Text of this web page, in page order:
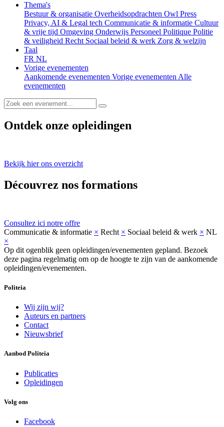
Thema's
Bestuur & organisatie Overheidsopdrachten Owl Press
Privacy, AI & Legal tech Communicatie & informatie Cultuur
& vrije tijd Omgeving Onderwijs Personeel Politique Politie
& veiligheid Recht Sociaal beleid & werk Zorg & welzijn
Taal
FR NL
Vorige evenementen
Aankomende evenementen Vorige evenementen Alle
evenementen
Ontdek onze opleidingen
Bekijk hier ons overzicht
Découvrez nos formations
Consultez ici notre offre
Communicatie & informatie × Recht × Sociaal beleid & werk × NL
×
Op dit ogenblik geen opleidingen/evenementen gepland. Bezoek
deze pagina regelmatig om op de hoogte te zijn van de aankomende
opleidingen/evenementen.
Politeia
Wij zijn wij?
Auteurs en partners
Contact
Nieuwsbrief
Aanbod Politeia
Publicaties
Opleidingen
Volg ons
Facebook